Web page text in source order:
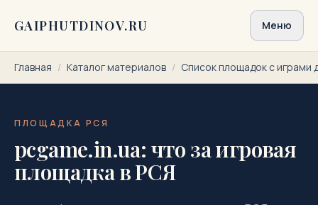
GAIPHUTDINOV.RU Меню
Главная / Каталог материалов / Список площадок с играми
ПЛОЩАДКА РСЯ
pcgame.in.ua: что за игровая
площадка в РСЯ